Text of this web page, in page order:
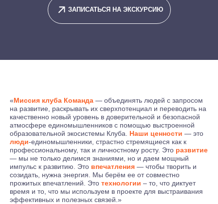
ЗАПИСАТЬСЯ НА ЭКСКУРСИЮ
«Миссия клуба Команда — объединять людей с запросом
на развитие, раскрывать их сверхпотенциал и переводить на
качественно новый уровень в доверительной и безопасной
атмосфере единомышленников с помощью выстроенной
образовательной экосистемы Клуба. Наши ценности — это
люди-единомышленники, страстно стремящиеся как к
профессиональному, так и личностному росту. Это развитие
— мы не только делимся знаниями, но и даем мощный
импульс к развитию. Это впечатления — чтобы творить и
созидать, нужна энергия. Мы берём ее от совместно
прожитых впечатлений. Это технологии – то, что диктует
время и то, что мы используем в проекте для выстраивания
эффективных и полезных связей.»